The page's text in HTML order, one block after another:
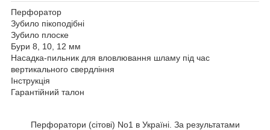
Перфоратор
Зубило пікоподібні
Зубило плоске
Бури 8, 10, 12 мм
Насадка-пильник для вловлювання шламу під час
вертикального свердління
Інструкція
Гарантійний талон
Перфоратори (сітові) No1 в Україні. За результатами